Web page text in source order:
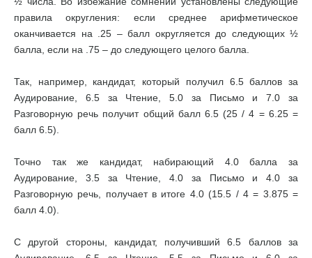
правила округления: если среднее арифметическое
оканчивается на .25 – балл округляется до следующих ½
балла, если на .75 – до следующего целого балла.
Так, например, кандидат, который получил 6.5 баллов за
Аудирование, 6.5 за Чтение, 5.0 за Письмо и 7.0 за
Разговорную речь получит общий балл 6.5 (25 / 4 = 6.25 =
балл 6.5).
Точно так же кандидат, набирающий 4.0 балла за
Аудирование, 3.5 за Чтение, 4.0 за Письмо и 4.0 за
Разговорную речь, получает в итоге 4.0 (15.5 / 4 = 3.875 =
балл 4.0).
С другой стороны, кандидат, получивший 6.5 баллов за